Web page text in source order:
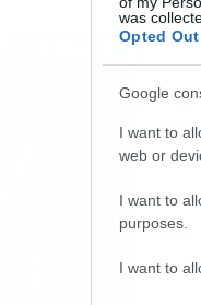
was
Opted Out
Google
I want to
web or
I want to
purposes.
I want to
23/
Τα
τη